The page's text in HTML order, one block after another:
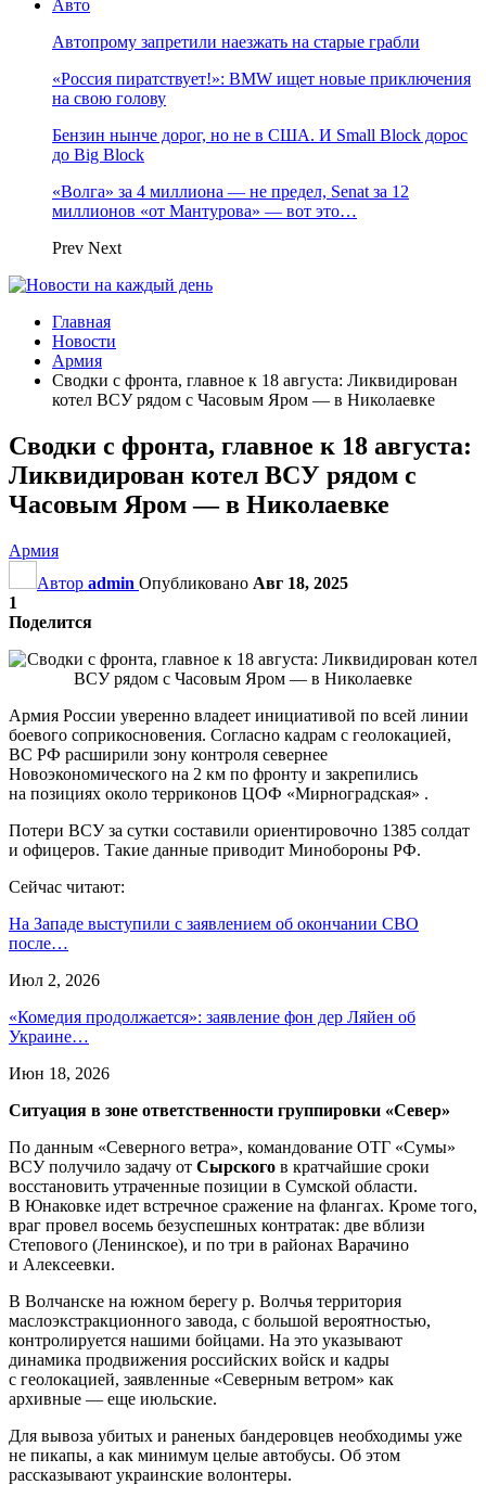
Авто
Автопрому запретили наезжать на старые грабли
«Россия пиратствует!»: BMW ищет новые приключения
на свою голову
Бензин нынче дорог, но не в США. И Small Block дорос
до Big Block
«Волга» за 4 миллиона — не предел, Senat за 12
миллионов «от Мантурова» — вот это…
Prev Next
Главная
Новости
Армия
Сводки с фронта, главное к 18 августа: Ликвидирован
котел ВСУ рядом с Часовым Яром — в Николаевке
Сводки с фронта, главное к 18 августа:
Ликвидирован котел ВСУ рядом с
Часовым Яром — в Николаевке
Армия
Автор admin Опубликовано Авг 18, 2025
1
Поделится
Армия России уверенно владеет инициативой по всей линии
боевого соприкосновения. Согласно кадрам с геолокацией,
ВС РФ расширили зону контроля севернее
Новоэкономического на 2 км по фронту и закрепились
на позициях около терриконов ЦОФ «Мирноградская» .
Потери ВСУ за сутки составили ориентировочно 1385 солдат
и офицеров. Такие данные приводит Минобороны РФ.
Сейчас читают:
На Западе выступили с заявлением об окончании СВО
после…
Июл 2, 2026
«Комедия продолжается»: заявление фон дер Ляйен об
Украине…
Июн 18, 2026
Ситуация в зоне ответственности группировки «Север»
По данным «Северного ветра», командование ОТГ «Сумы»
ВСУ получило задачу от Сырского в кратчайшие сроки
восстановить утраченные позиции в Сумской области.
В Юнаковке идет встречное сражение на флангах. Кроме того,
враг провел восемь безуспешных контратак: две вблизи
Степового (Ленинское), и по три в районах Варачино
и Алексеевки.
В Волчанске на южном берегу р. Волчья территория
маслоэкстракционного завода, с большой вероятностью,
контролируется нашими бойцами. На это указывают
динамика продвижения российских войск и кадры
с геолокацией, заявленные «Северным ветром» как
архивные — еще июльские.
Для вывоза убитых и раненых бандеровцев необходимы уже
не пикапы, а как минимум целые автобусы. Об этом
рассказывают украинские волонтеры.